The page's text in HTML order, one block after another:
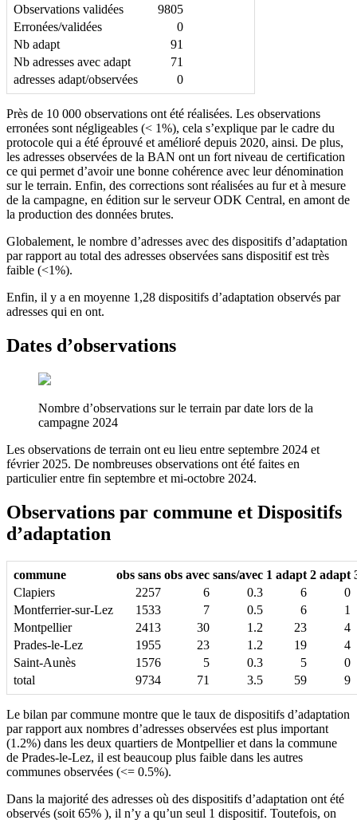
Observations validées
9805
Erronées/validées
0
Nb adapt
91
Nb adresses avec adapt
71
adresses adapt/observées
0
Près de 10 000 observations ont été réalisées. Les observations
erronées sont négligeables (< 1%), cela s’explique par le cadre du
protocole qui a été éprouvé et amélioré depuis 2020, ainsi. De plus,
les adresses observées de la BAN ont un fort niveau de certification
ce qui permet d’avoir une bonne cohérence avec leur dénomination
sur le terrain. Enfin, des corrections sont réalisées au fur et à mesure
de la campagne, en édition sur le serveur ODK Central, en amont de
la production des données brutes.
Globalement, le nombre d’adresses avec des dispositifs d’adaptation
par rapport au total des adresses observées sans dispositif est très
faible (<1%).
Enfin, il y a en moyenne 1,28 dispositifs d’adaptation observés par
adresses qui en ont.
Dates d’observations
Nombre d’observations sur le terrain par date lors de la
campagne 2024
Les observations de terrain ont eu lieu entre septembre 2024 et
février 2025. De nombreuses observations ont été faites en
particulier entre fin septembre et mi-octobre 2024.
Observations par commune et Dispositifs
d’adaptation
commune obs sans obs avec sans/avec 1 adapt 2 adapt
Clapiers
2257 6 0.3 6
0
Montferrier-sur-Lez
1533 7 0.5 6
1
Montpellier
2413 30 1.2 23
4
Prades-le-Lez
1955 23 1.2 19
4
Saint-Aunès
1576 5 0.3 5
0
total
9734 71 3.5 59 9
Le bilan par commune montre que le taux de dispositifs d’adaptation
par rapport aux nombres d’adresses observées est plus important
(1.2%) dans les deux quartiers de Montpellier et dans la commune
de Prades-le-Lez, il est beaucoup plus faible dans les autres
communes observées (<= 0.5%).
Dans la majorité des adresses où des dispositifs d’adaptation ont été
observés (soit 65% ), il n’y a qu’un seul 1 dispositif. Toutefois, on